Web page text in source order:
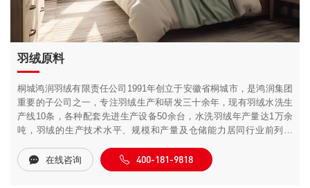
羽绒原料
桐城鸿润羽绒有限责任公司1991年创立于安徽省桐城市，是鸿润集团
重要的子公司之一，专注羽绒生产和研发三十余年，现有羽绒水洗生
产线10条，各种配套先进生产设备50余台，水洗羽绒年产量达1万余
吨，羽绒的生产技术水平、规模和产量及仓储能力居同行业前列水
在线咨询 400-181-9818